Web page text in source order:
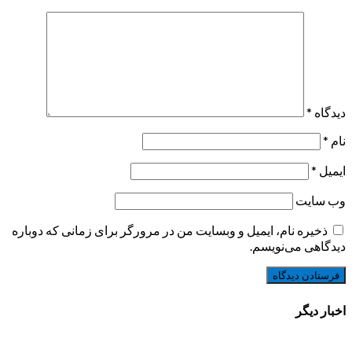
دیدگاه *
نام *
ایمیل *
وب‌ سایت
ذخیره نام، ایمیل و وبسایت من در مرورگر برای زمانی که دوباره
دیدگاهی می‌نویسم.
اخبار دیگر